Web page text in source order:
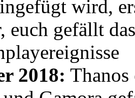
wird,
euch gefällt
2018: